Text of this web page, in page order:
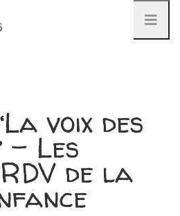
voix des
Les
de la